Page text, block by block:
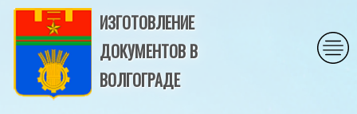
ИЗГОТОВЛЕНИЕ
ДОКУМЕНТОВ В
ВОЛГОГРАДЕ